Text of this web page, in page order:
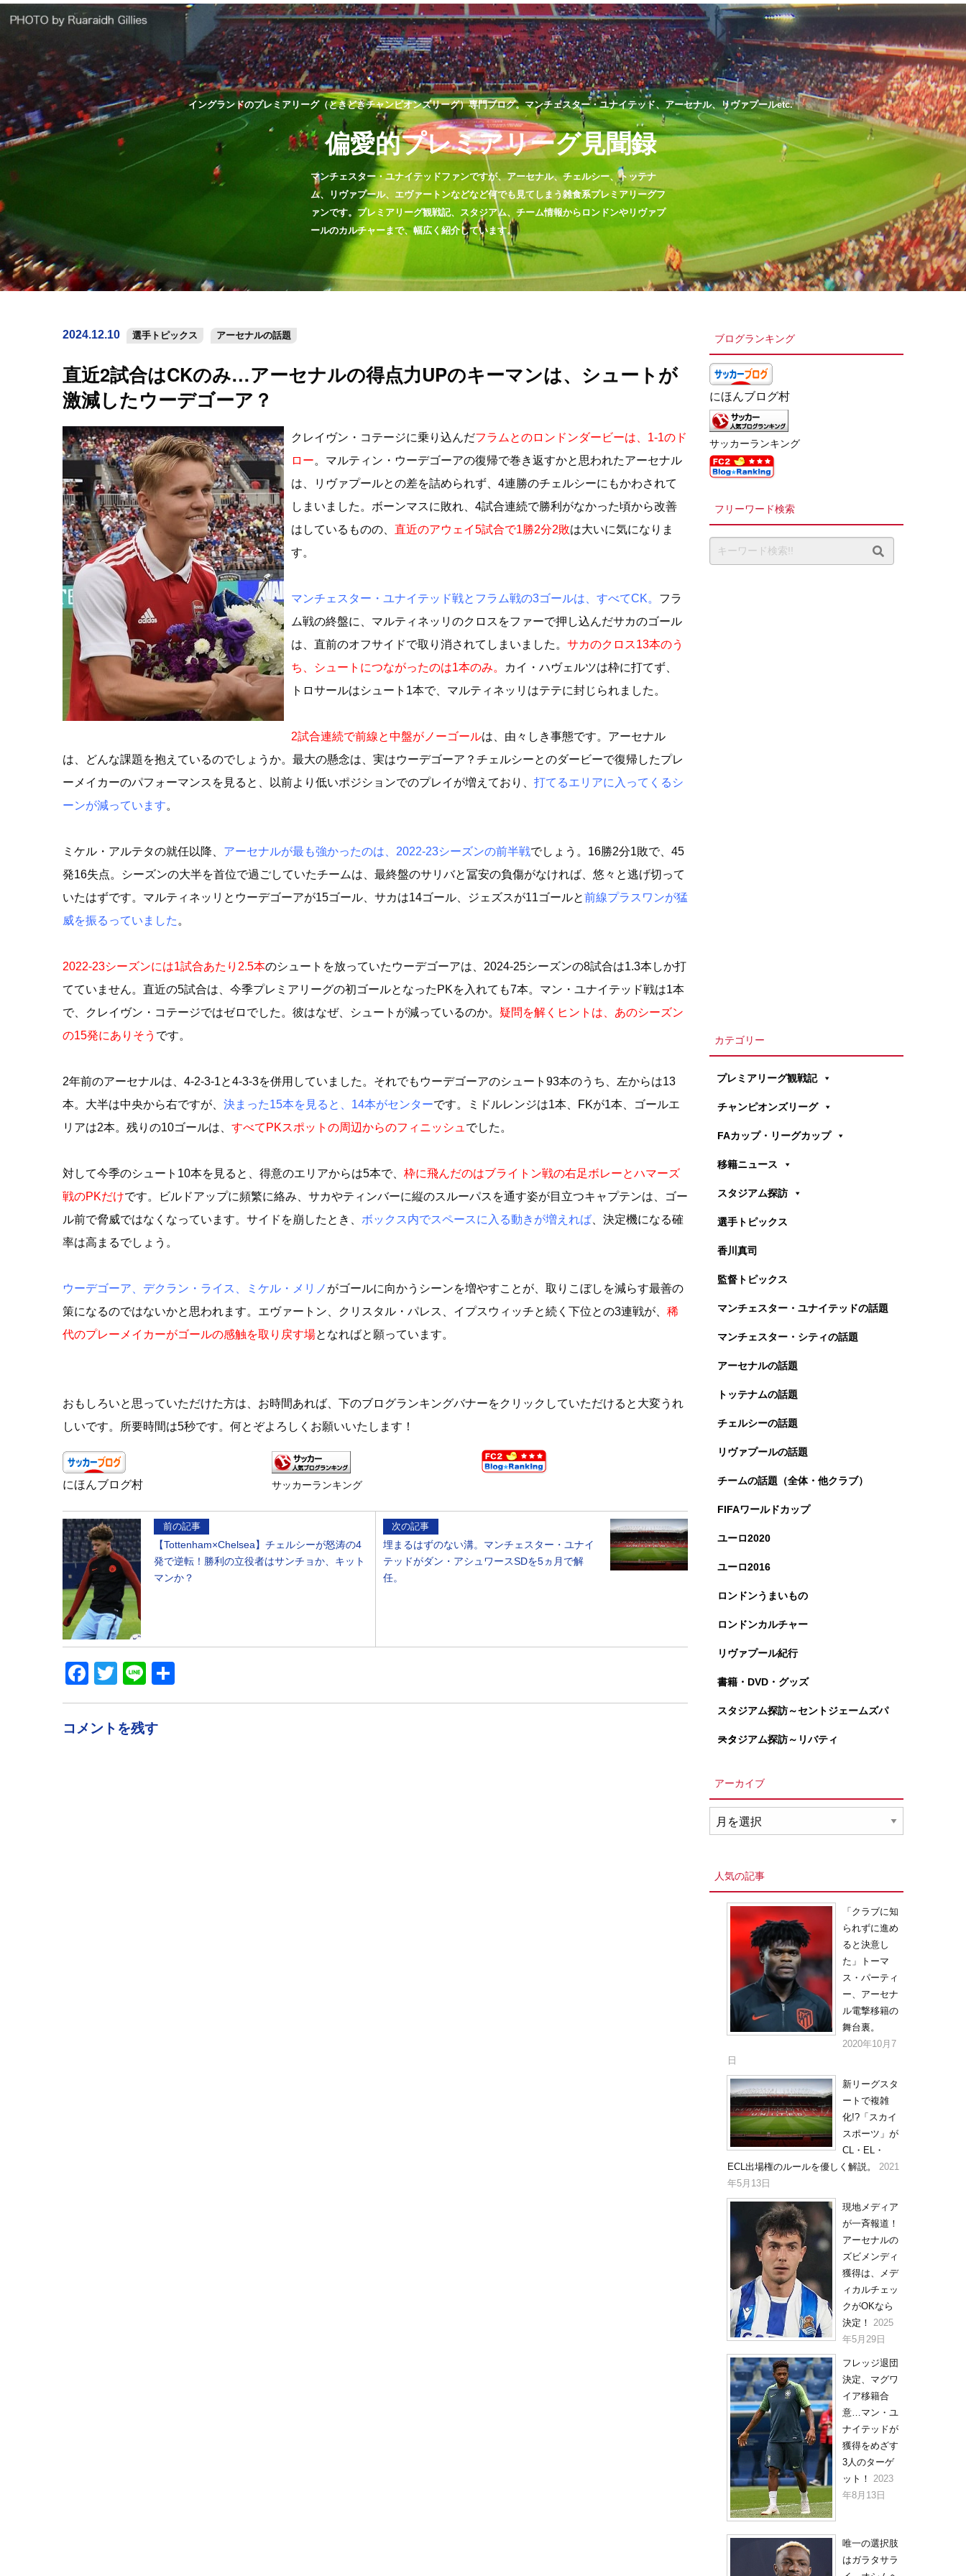
イングランドのプレミアリーグ（ときどきチャンピオンズリーグ）専門ブログ。マンチェスター・ユナイテッド、アーセナル、リヴァプールetc.
偏愛的プレミアリーグ見聞録
マンチェスター・ユナイテッドファンですが、アーセナル、チェルシー、トッテナ
ム、リヴァプール、エヴァートンなどなど何でも見てしまう雑食系プレミアリーグフ
ァンです。プレミアリーグ観戦記、スタジアム、チーム情報からロンドンやリヴァプ
ールのカルチャーまで、幅広く紹介しています。
2024.12.10 選手トピックス アーセナルの話題
直近2試合はCKのみ…アーセナルの得点力UPのキーマンは、シュートが
激減したウーデゴーア？
クレイヴン・コテージに乗り込んだフラムとのロンドンダービーは、1-1のド
ロー。マルティン・ウーデゴーアの復帰で巻き返すかと思われたアーセナル
は、リヴァプールとの差を詰められず、4連勝のチェルシーにもかわされて
しまいました。ボーンマスに敗れ、4試合連続で勝利がなかった頃から改善
はしているものの、 直近のアウェイ5試合で1勝2分2敗は大いに気になりま
す。
マンチェスター・ユナイテッド戦とフラム戦の3ゴールは、すべてCK。 フラ
ム戦の終盤に、マルティネッリのクロスをファーで押し込んだサカのゴール
は、直前のオフサイドで取り消されてしまいました。 サカのクロス13本のう
ち、シュートにつながったのは1本のみ。
カイ・ハヴェルツは枠に打てず、
トロサールはシュート1本で、マルティネッリはテテに封じられました。
2試合連続で前線と中盤がノーゴールは、由々しき事態です。アーセナル
は、どんな課題を抱えているのでしょうか。最大の懸念は、実はウーデゴーア？チェルシーとのダービーで復帰したプレ
ーメイカーのパフォーマンスを見ると、以前より低いポジションでのプレイが増えており、 打てるエリアに入ってくるシ
ーンが減っています。
ミケル・アルテタの就任以降、 アーセナルが最も強かったのは、2022-23シーズンの前半戦でしょう。16勝2分1敗で、45
発16失点。シーズンの大半を首位で過ごしていたチームは、最終盤のサリバと冨安の負傷がなければ、悠々と逃げ切って
いたはずです。マルティネッリとウーデゴーアが15ゴール、サカは14ゴール、ジェズスが11ゴールと前線プラスワンが猛
威を振るっていました 。
2022-23シーズンには1試合あたり2.5本のシュートを放っていたウーデゴーアは、2024-25シーズンの8試合は1.3本しか打
てていません。直近の5試合は、今季プレミアリーグの初ゴールとなったPKを入れても7本。マン・ユナイテッド戦は1本
で、クレイヴン・コテージではゼロでした。彼はなぜ、シュートが減っているのか。 疑問を解くヒントは、あのシーズン
の15発にありそう です。
2年前のアーセナルは、4-2-3-1と4-3-3を併用していました。それでもウーデゴーアのシュート93本のうち、左からは13
本。大半は中央から右ですが、 決まった15本を見ると、14本がセンターです。ミドルレンジは1本、FKが1本、ゴールエ
リアは2本。残りの10ゴールは、 すべてPKスポットの周辺からのフィニッシュ でした。
対して今季のシュート10本を見ると、得意のエリアからは5本で、 枠に飛んだのはブライトン戦の右足ボレーとハマーズ
戦のPKだけです。ビルドアップに頻繁に絡み、サカやティンバーに縦のスルーパスを通す姿が目立つキャプテンは、ゴー
ル前で脅威ではなくなっています。サイドを崩したとき、 ボックス内でスペースに入る動きが増えれば 、決定機になる確
率は高まるでしょう。
ウーデゴーア、デクラン・ライス、ミケル・メリノ がゴールに向かうシーンを増やすことが、取りこぼしを減らす最善の
策になるのではないかと思われます。エヴァートン、クリスタル・パレス、イプスウィッチと続く下位との3連戦が、 稀
代のプレーメイカーがゴールの感触を取り戻す場となればと願っています。
おもしろいと思っていただけた方は、お時間あれば、下のブログランキングバナーをクリックしていただけると大変うれ
しいです。所要時間は5秒です。何とぞよろしくお願いいたします！
にほんブログ村 サッカーランキング
前の記事
【Tottenham×Chelsea】チェルシーが怒涛の4
発で逆転！勝利の立役者はサンチョか、キット
マンか？
次の記事
埋まるはずのない溝。マンチェスター・ユナイ
テッドがダン・アシュワースSDを5ヵ月で解
任。
Facebook
Twitter
Line
有
コメントを残す
ブログランキング
にほんブログ村
サッカーランキング
フリーワード検索
カテゴリー
プレミアリーグ観戦記
チャンピオンズリーグ
FAカップ・リーグカップ
移籍ニュース
スタジアム探訪
選手トピックス
香川真司
監督トピックス
マンチェスター・ユナイテッドの話題
マンチェスター・シティの話題
アーセナルの話題
トッテナムの話題
チェルシーの話題
リヴァプールの話題
チームの話題（全体・他クラブ）
FIFAワールドカップ
ユーロ2020
ユーロ2016
ロンドンうまいもの
ロンドンカルチャー
リヴァプール紀行
書籍・DVD・グッズ
スタジアム探訪～セントジェームズパ
ーク
スタジアム探訪～リバティ
アーカイブ
ー
人気の記事
「クラブに知
られずに進め
ると決意し
た」トーマ
ス・パーティ
ー、アーセナ
ル電撃移籍の
舞台裏。
2020年10月7
日
新リーグスタ
ートで複雑
化!?「スカイ
スポーツ」が
CL・EL・
ECL出場権のルールを優しく解説。
2021
年5月13日
現地メディア
が一斉報道！
アーセナルの
ズビメンディ
獲得は、メデ
ィカルチェッ
クがOKなら
決定！
2025
年5月29日
フレッジ退団
決定、マグワ
イア移籍合
意…マン・ユ
ナイテッドが
獲得をめざす
3人のターゲ
ット！ 2023
年8月13日
唯一の選択肢
はガラタサラ